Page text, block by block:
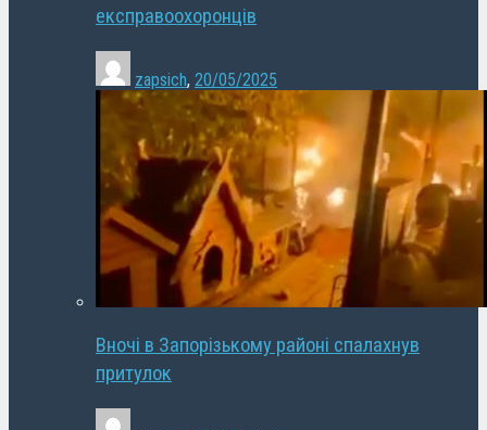
експравоохоронців
zapsich, 20/05/2025
Вночі в Запорізькому районі спалахнув
притулок